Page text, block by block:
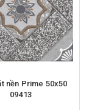
nền Prime 50x50
09413